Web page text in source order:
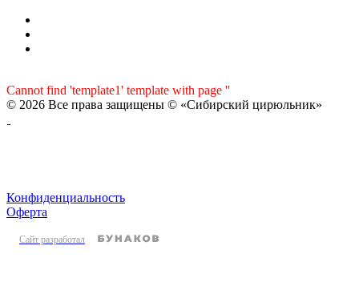
Cannot find 'template1' template with page ''
© 2026 Все права защищены © «Сибирский цирюльник»
Конфиденциальность
Оферта
Сайт разработал